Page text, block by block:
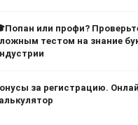
или профи?
тестом на знание
за регистрацию.